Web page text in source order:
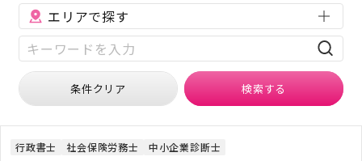
エリアで探す
条件クリア 検索する
行政書士 社会保険労務士 中小企業診断士